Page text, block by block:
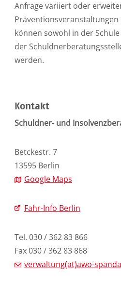
Anfrage variiert oder
Präventionsveranstaltungen
können sowohl in der
der
werden.
Kontakt
Schuldner- und
Betckestr. 7
13595 Berlin
Google Maps
Fahr-Info Berlin
Tel. 030 / 362 83 866
Fax 030 / 362 83 868
verwaltung(at)awo-